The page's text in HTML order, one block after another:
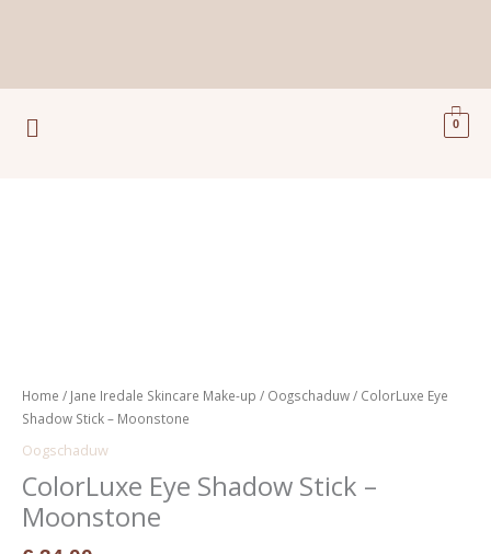
Menu 0
Home / Jane Iredale Skincare Make-up / Oogschaduw/ ColorLuxe Eye
Shadow Stick – Moonstone
Oogschaduw
ColorLuxe Eye Shadow Stick –
Moonstone
aantal